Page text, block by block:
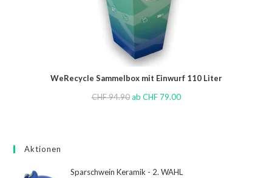
WeRecycle Sammelbox mit Einwurf 110 Liter
CHF94.90 ab CHF79.00
Aktionen
Sparschwein Keramik - 2. WAHL